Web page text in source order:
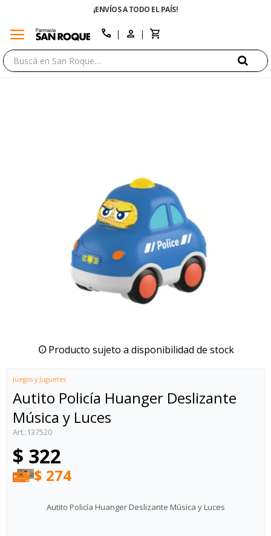
¡ENVÍOS A TODO EL PAÍS!
menu call
Producto sujeto a disponibilidad de stock
Juegos y Juguetes
Autito Policía Huanger Deslizante
Música y Luces
137520
$ 322
$ 274
Autito Policía Huanger Deslizante Música y Luces
close